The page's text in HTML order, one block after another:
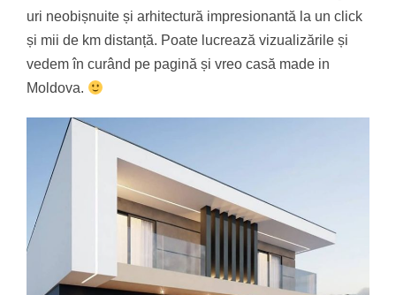
uri neobișnuite și arhitectură impresionantă la un click
și mii de km distanță. Poate lucrează vizualizările și
vedem în curând pe pagină și vreo casă made in
Moldova.